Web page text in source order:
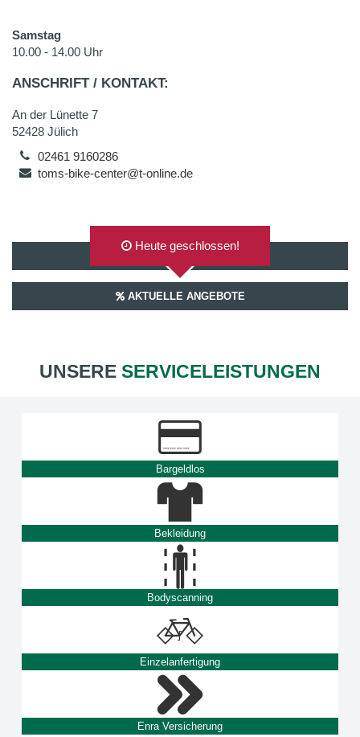
Samstag
10.00 - 14.00 Uhr
ANSCHRIFT / KONTAKT:
An der Lünette 7
52428 Jülich
02461 9160286
toms-bike-center@t-online.de
AUF GOOGLEMAPS ANZEIGEN
Heute geschlossen!
AKTUELLE ANGEBOTE
UNSERE SERVICELEISTUNGEN
Bargeldlos
Bekleidung
Bodyscanning
Einzelanfertigung
Enra Versicherung